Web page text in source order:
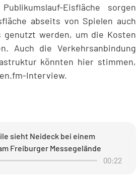
Eisfläche sorgen
abseits von Spielen auch
genutzt werden, um die Kosten
Auch die Verkehrsanbindung
könnten hier stimmen,
Interview.
sieht Neideck bei einem
Freiburger Messegelände
00:22